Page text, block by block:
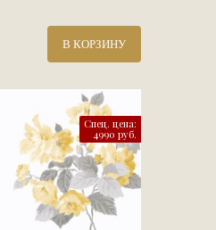
В КОРЗИНУ
Спец. цена:
4990 руб.